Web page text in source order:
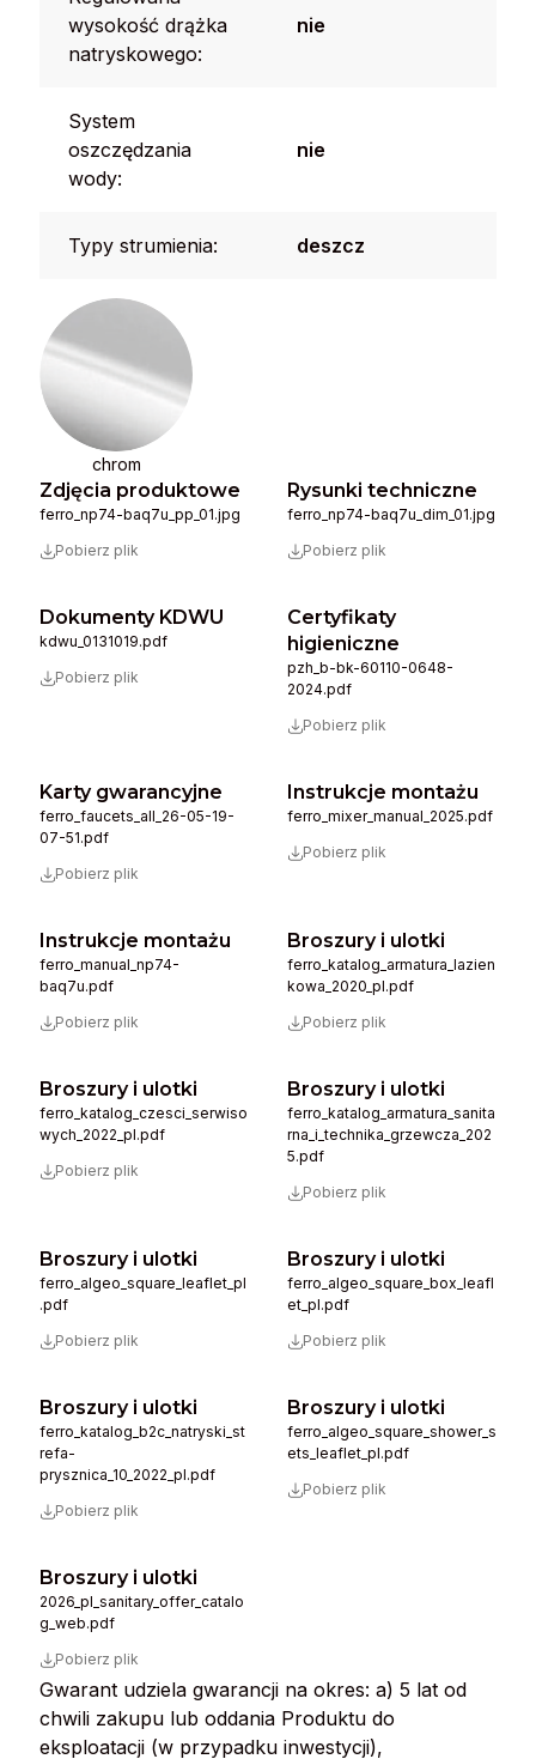
wysokość drążka
natryskowego:
nie
System
oszczędzania
wody:
nie
Typy strumienia: deszcz
chrom
Zdjęcia produktowe
ferro_np74-baq7u_pp_01.jpg
Pobierz plik
Rysunki techniczne
ferro_np74-baq7u_dim_01.jpg
Pobierz plik
Dokumenty KDWU
kdwu_0131019.pdf
Pobierz plik
Certyfikaty
higieniczne
pzh_b-bk-60110-0648-
2024.pdf
Pobierz plik
Karty gwarancyjne
ferro_faucets_all_26-05-19-
07-51.pdf
Pobierz plik
Instrukcje montażu
ferro_mixer_manual_2025.pdf
Pobierz plik
Instrukcje montażu
ferro_manual_np74-
baq7u.pdf
Pobierz plik
Broszury i ulotki
ferro_katalog_armatura_lazien
kowa_2020_pl.pdf
Pobierz plik
Broszury i ulotki
ferro_katalog_czesci_serwiso
wych_2022_pl.pdf
Pobierz plik
Broszury i ulotki
ferro_katalog_armatura_sanita
rna_i_technika_grzewcza_202
5.pdf
Pobierz plik
Broszury i ulotki
ferro_algeo_square_leaflet_pl
.pdf
Pobierz plik
Broszury i ulotki
ferro_algeo_square_box_leafl
et_pl.pdf
Pobierz plik
Broszury i ulotki
ferro_katalog_b2c_natryski_st
refa-
prysznica_10_2022_pl.pdf
Pobierz plik
Broszury i ulotki
ferro_algeo_square_shower_s
ets_leaflet_pl.pdf
Pobierz plik
Broszury i ulotki
2026_pl_sanitary_offer_catalo
g_web.pdf
Pobierz plik
Gwarant udziela gwarancji na okres: a) 5 lat od
chwili zakupu lub oddania Produktu do
eksploatacji (w przypadku inwestycji),